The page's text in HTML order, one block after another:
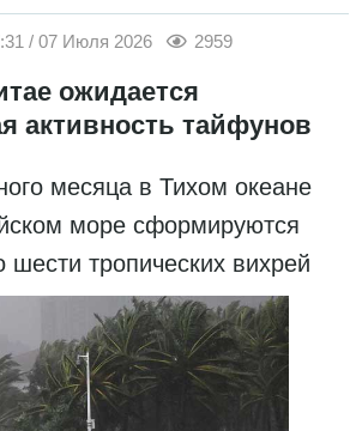
/ 07 Июля 2026 2959
ожидается
активность тайфунов
месяца в Тихом океане
море сформируются
шести тропических вихрей